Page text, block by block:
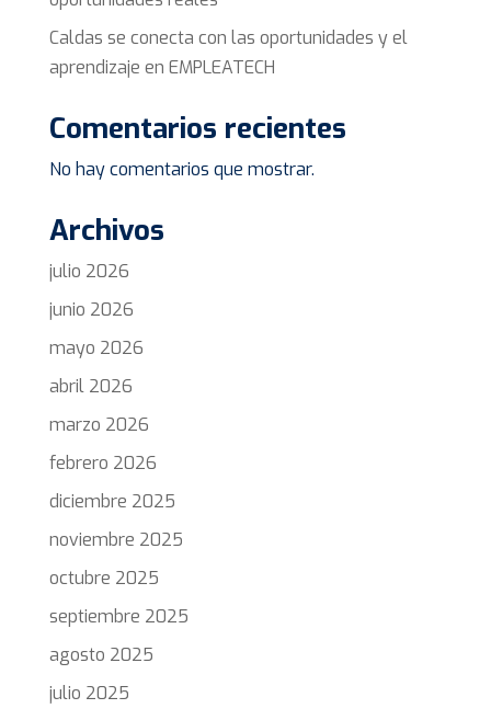
Caldas se conecta con las oportunidades y el
aprendizaje en EMPLEATECH
Comentarios recientes
No hay comentarios que mostrar.
Archivos
julio 2026
junio 2026
mayo 2026
abril 2026
marzo 2026
febrero 2026
diciembre 2025
noviembre 2025
octubre 2025
septiembre 2025
agosto 2025
julio 2025